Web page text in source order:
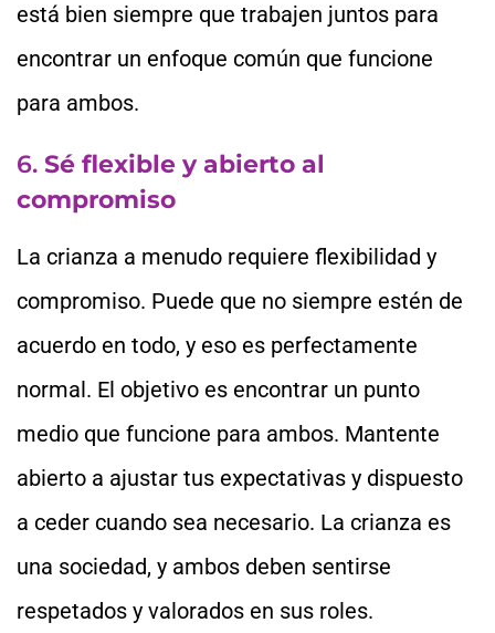
está bien siempre que trabajen juntos para
encontrar un enfoque común que funcione
para ambos.
6. Sé flexible y abierto al
compromiso
La crianza a menudo requiere flexibilidad y
compromiso. Puede que no siempre estén de
acuerdo en todo, y eso es perfectamente
normal. El objetivo es encontrar un punto
medio que funcione para ambos. Mantente
abierto a ajustar tus expectativas y dispuesto
a ceder cuando sea necesario. La crianza es
una sociedad, y ambos deben sentirse
respetados y valorados en sus roles.